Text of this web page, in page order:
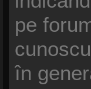
pe
în